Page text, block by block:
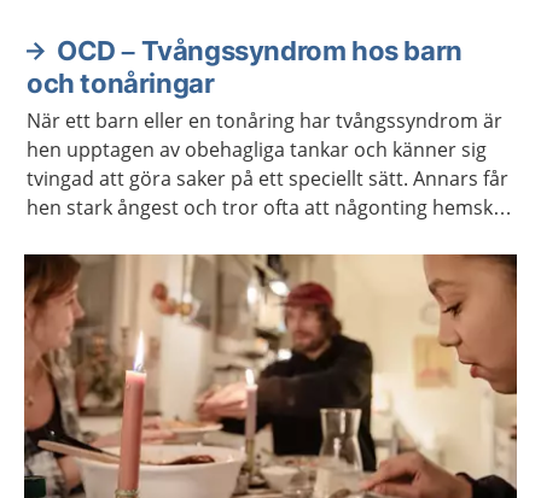
behövs behandling.
OCD – Tvångssyndrom hos barn
och tonåringar
När ett barn eller en tonåring har tvångssyndrom är
hen upptagen av obehagliga tankar och känner sig
tvingad att göra saker på ett speciellt sätt. Annars får
hen stark ångest och tror ofta att någonting hemskt
tvångssyndrom.